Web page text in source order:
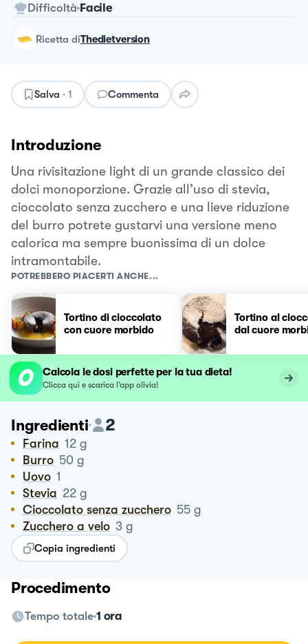
Difficoltà Facile
ricetta diThedietversion
Salva · 1 Commenta
Introduzione
Una rivisitazione light di un grande classico dei
dolci monoporzione. Grazie all’uso di stevia,
cioccolato senza zucchero e una lieve riduzione
del burro potrete gustarvi una versione meno
calorica ma sempre buonissima di un dolce
intramontabile.
POTREBBERO PIACERTI ANCHE...
Tortino di cioccolato
con cuore morbido
Tortino al
dal cuore
Calcola le dosi perfette per la tua dieta!
Clicca qui e scarica l’app olivia!
Ingredienti 2
Farina 12 g
Burro 50 g
Uovo 1
Stevia 22 g
Cioccolato senza zucchero 55 g
Zucchero a velo 3 g
Copia ingredienti
Procedimento
Tempo totale 1 ora